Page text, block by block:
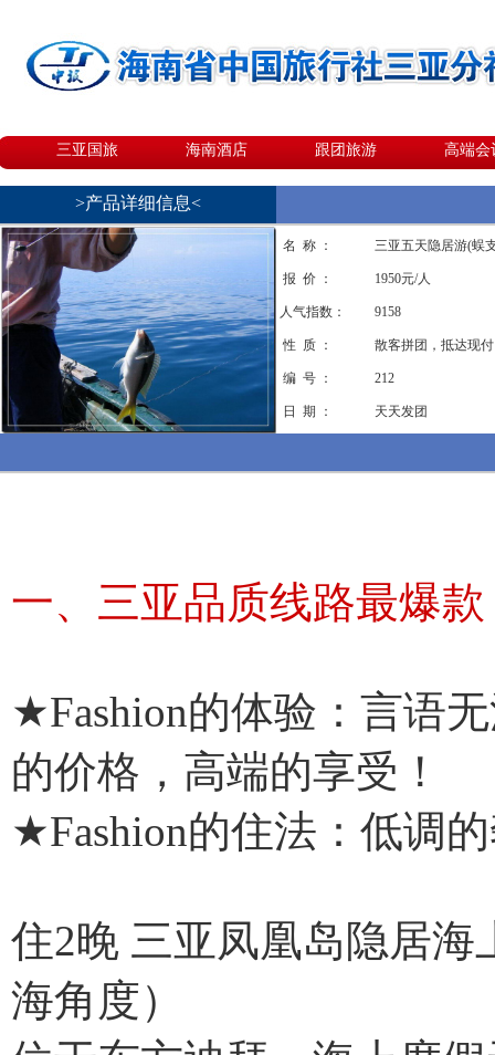
三亚国旅 海南酒店 跟团旅游 高端会
>产品详细信息<
名 称 ： 三亚五天隐居游(蜈
报 价 ： 1950元/人
人气指数： 9158
性 质 ： 散客拼团，抵达现付
编 号 ： 212
日 期 ： 天天发团
一、三亚品质线路最爆款
★Fashion的体验：言语
的价格，高端的享受！
★Fashion的住法：低调
住2晚 三亚凤凰岛隐居海
海角度）